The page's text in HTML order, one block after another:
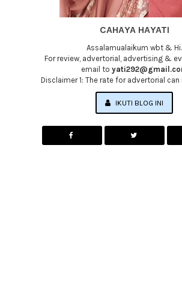
CAHAYA HAYATI
Assalamualaikum wbt & Hi.
For review, advertorial, advertising &
email to
Disclaimer 1: The rate for advertorial
IKUTI BLOG INI